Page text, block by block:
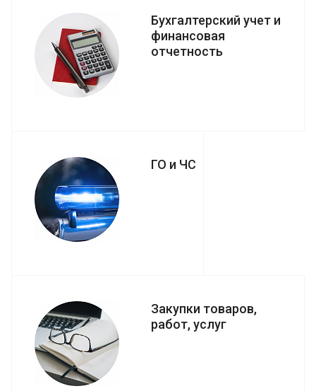
Бухгалтерский учет и
финансовая
отчетность
ГО и ЧС
Закупки товаров,
работ, услуг